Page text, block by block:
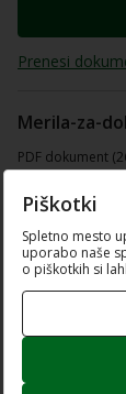
Prenesi
Merila-za-
PDF dokument
Prenesi
Navodila-
Piškotki
Spletno mesto
uporabo naše
o piškotkih si